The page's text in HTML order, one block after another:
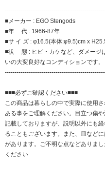
■メーカー : EGO Stengods
■年 代 : 1966-87年
■サ イ ズ : φ16.5(本体:φ9.5)cm x
■状 態 : ヒビ・カケなど、ダメージ
いの大変良好なコンディションです。
■■■必ずご確認ください■■■
この商品は暮らしの中で実際に使用
ある事をご理解ください。目立つ傷
記載しておりますが、説明以外にも
ることもございます。また、皿など
があります。ご不明な点などありま
ください